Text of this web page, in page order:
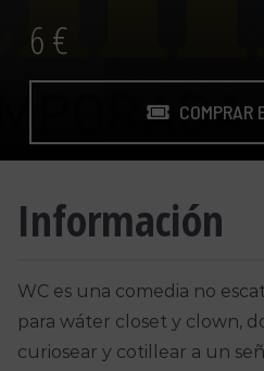
6 €
COMPRAR
Información
WC es una comedia no
para wáter closet y clown,
curiosear y cotillear a un